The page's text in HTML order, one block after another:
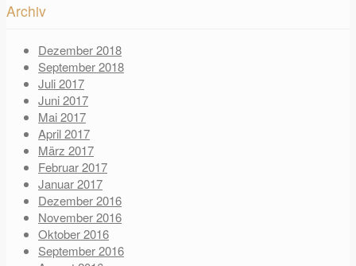
Archiv
Dezember 2018
September 2018
Juli 2017
Juni 2017
Mai 2017
April 2017
März 2017
Februar 2017
Januar 2017
Dezember 2016
November 2016
Oktober 2016
September 2016